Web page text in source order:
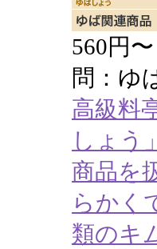
560円〜
問：ゆ
高級料
しょう
商品を
らかく
類のキ